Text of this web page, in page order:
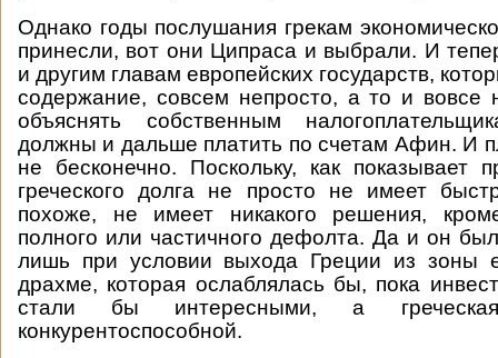
Однако годы послушания грекам
принесли, вот они Ципраса и выбрали. И
и другим главам европейских государств,
содержание, совсем непросто, а то и вовсе
объяснять собственным
должны и дальше платить по счетам Афин. И
не бесконечно. Поскольку, как показывает
греческого долга не просто не имеет
похоже, не имеет никакого решения,
полного или частичного дефолта. Да и он
лишь при условии выхода Греции из зоны
драхме, которая ослаблялась бы, пока
стали бы интересными, а
конкурентоспособной.